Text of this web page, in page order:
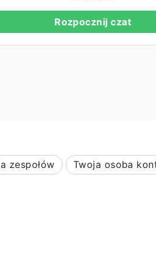
Rozpocznij czat
zespołów Twoja osoba